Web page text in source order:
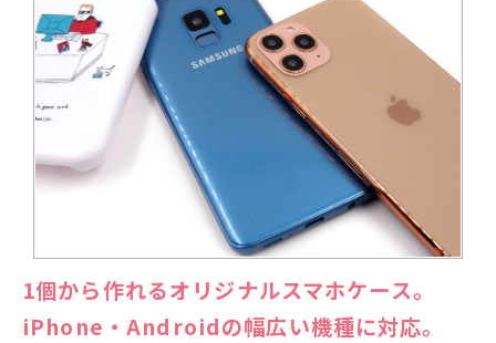
1個から作れるオリジナルスマホケース。
iPhone・Androidの幅広い機種に対応。